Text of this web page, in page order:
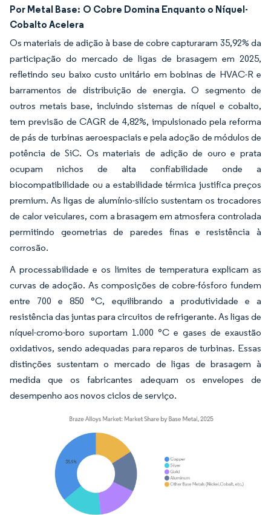
Por Metal Base: O Cobre Domina Enquanto o Níquel-
Cobalto Acelera
Os materiais de adição à base de cobre capturaram 35,92% da
participação do mercado de ligas de brasagem em 2025,
refletindo seu baixo custo unitário em bobinas de HVAC-R e
barramentos de distribuição de energia. O segmento de
outros metais base, incluindo sistemas de níquel e cobalto,
tem previsão de CAGR de 4,82%, impulsionado pela reforma
de pás de turbinas aeroespaciais e pela adoção de módulos de
potência de SiC. Os materiais de adição de ouro e prata
ocupam nichos de alta confiabilidade onde a
biocompatibilidade ou a estabilidade térmica justifica preços
premium. As ligas de alumínio-silício sustentam os trocadores
de calor veiculares, com a brasagem em atmosfera controlada
permitindo geometrias de paredes finas e resistência à
corrosão.
A processabilidade e os limites de temperatura explicam as
curvas de adoção. As composições de cobre-fósforo fundem
entre 700 e 850 °C, equilibrando a produtividade e a
resistência das juntas para circuitos de refrigerante. As ligas de
níquel-cromo-boro suportam 1.000 °C e gases de exaustão
oxidativos, sendo adequadas para reparos de turbinas. Essas
distinções sustentam o mercado de ligas de brasagem à
medida que os fabricantes adequam os envelopes de
desempenho aos novos ciclos de serviço.